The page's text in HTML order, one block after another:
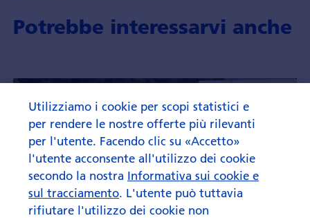
Potrebbe interessarvi anche
Utilizziamo i cookie per scopi statistici e
per rendere le nostre offerte più rilevanti
per l'utente. Facendo clic su «Accetto»
l'utente acconsente all'utilizzo dei cookie
secondo la nostra Informativa sui cookie e
sul tracciamento. L'utente può tuttavia
rifiutare l'utilizzo dei cookie non